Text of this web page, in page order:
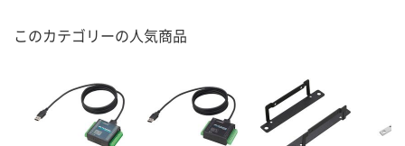
このカテゴリーの人気商品